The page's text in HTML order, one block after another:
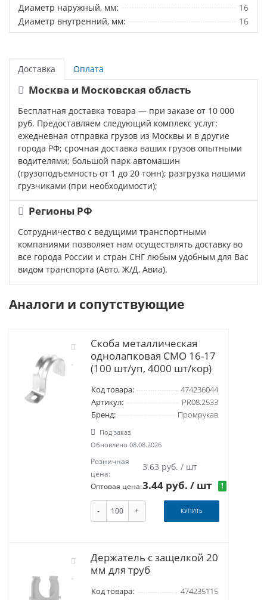
Диаметр наружный, мм:
16
Диаметр внутренний, мм:
16
Доставка Оплата
Москва и Московская область
Бесплатная доставка товара — при заказе от 10 000
руб. Предоставляем следующий комплекс услуг:
ежедневная отправка грузов из Москвы и в другие
города РФ; срочная доставка ваших грузов опытными
водителями; большой парк автомашин
(грузоподъемность от 1 до 20 тонн); разгрузка нашими
грузчиками (при необходимости);
Регионы РФ
Сотрудничество с ведущими транспортными
компаниями позволяет нам осуществлять доставку во
все города России и стран СНГ любым удобным для Вас
видом транспорта (Авто, Ж/Д, Авиа).
Аналоги и сопутствующие
Скоба металлическая
однолапковая СМО 16-17
(100 шт/уп, 4000 шт/кор)
Код товара:
474236044
Артикул:
PR08.2533
Бренд:
Промрукав
Под заказ
Обновлено 08.08.2026
Розничная
цена:
3.63 руб. / шт
Оптовая цена:3.44 руб./ шт !
- + КУПИТЬ
Держатель с защелкой 20
мм для труб
Код товара:
474235115